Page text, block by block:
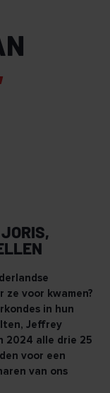
ze voor kwamen?
in hun
Jeffrey
2024 alle drie 25
voor een
van ons